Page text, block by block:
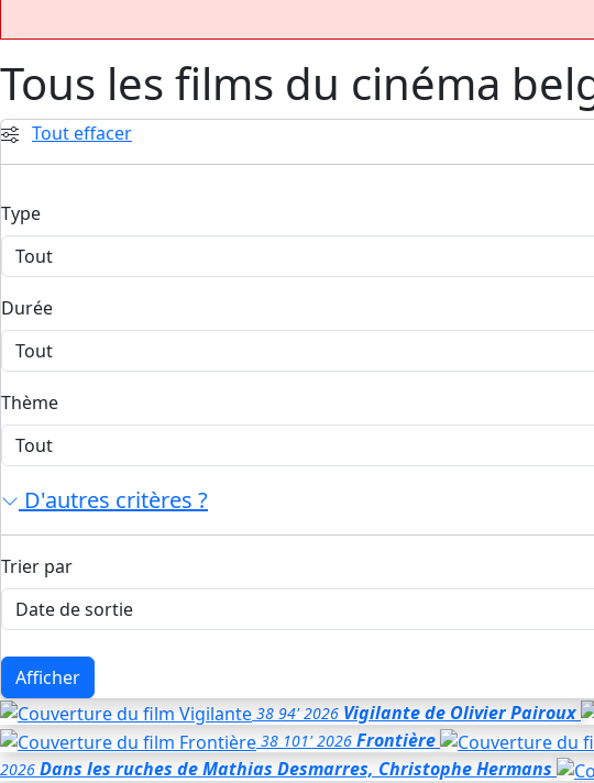
Tous les films du cinéma
Tout effacer
Type
Durée
Thème
D'autres critères ?
Trier par
Afficher
38 94' 2026 Vigilantede Olivier Pairoux
38 101' 2026 Frontière
2026 Dans les ruches de Mathias Desmarres, Christophe Hermans